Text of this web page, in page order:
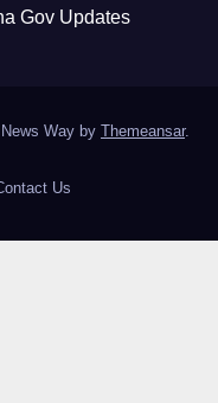
Gov Updates
Way by Themeansar.
Us